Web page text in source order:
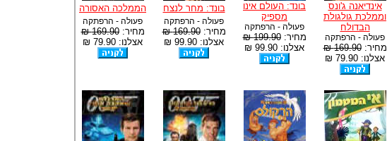
אינדיאנה ג'ונס
וממלכת גולגולת
הבדולח
פעולה - הרפתקה
מחיר:169.90 ₪
אצלנו: 79.90 ₪
בונד: העולם אינו
מספיק
פעולה - הרפתקה
מחיר:199.90 ₪
אצלנו: 99.90 ₪
בונד: מחר לנצח
פעולה - הרפתקה
מחיר:169.90 ₪
אצלנו: 99.90 ₪
הממלכה האסורה
פעולה - הרפתקה
מחיר:169.90 ₪
אצלנו: 79.90 ₪